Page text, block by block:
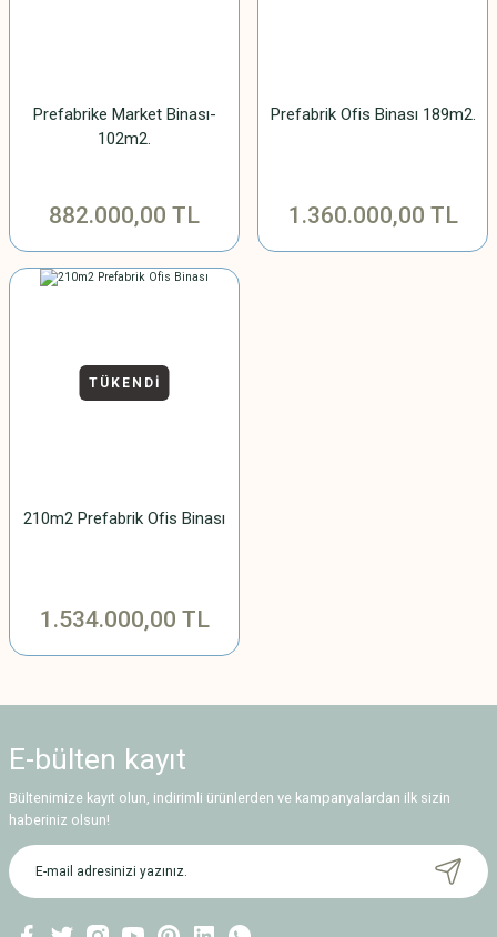
Prefabrike Market Binası-
102m2.
882.000,00 TL
Prefabrik Ofis Binası 189m2.
1.360.000,00 TL
TÜKENDİ
210m2 Prefabrik Ofis Binası
1.534.000,00 TL
E-bülten kayıt
Bültenimize kayıt olun, indirimli ürünlerden ve kampanyalardan ilk sizin
haberiniz olsun!